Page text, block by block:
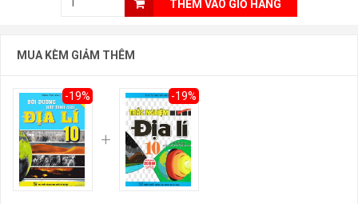
THÊM VÀO GIỎ HÀNG
MUA KÈM GIẢM THÊM
-19% -19%